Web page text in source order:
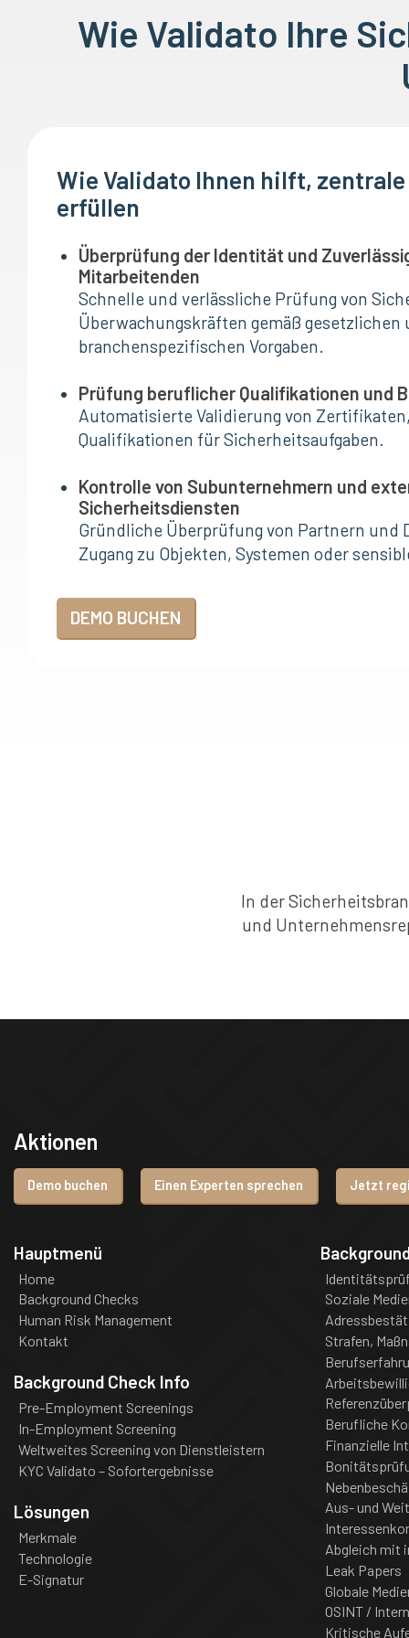
Wie Validato Ihre
Wie Validato Ihnen hilft,
erfüllen
Überprüfung der Identität und
Mitarbeitenden
Schnelle und verlässliche Prüfung von
Überwachungskräften gemäß gesetzlichen
branchenspezifischen Vorgaben.
Prüfung beruflicher Qualifikationen und
Automatisierte Validierung von
Qualifikationen für Sicherheitsaufgaben.
Kontrolle von Subunternehmern und
Sicherheitsdiensten
Gründliche Überprüfung von Partnern und
Zugang zu Objekten, Systemen oder
DEMO BUCHEN
In der
und
Aktionen
Demo buchen Einen Experten sprechen Jetzt
Hauptmenü
Home
Background Checks
Human Risk Management
Kontakt
Background Check Info
Pre-Employment Screenings
In-Employment Screening
Weltweites Screening von Dienstleistern
KYC Validato – Sofortergebnisse
Lösungen
Merkmale
Technologie
E-Signatur
Soziale
Strafen,
Berufliche
Finanzielle
Aus- und
Abgleich mit
Leak Papers
Globale
OSINT /
Kritische